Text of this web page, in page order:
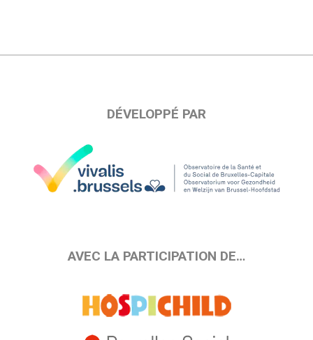
DÉVELOPPÉ PAR
AVEC LA PARTICIPATION DE…